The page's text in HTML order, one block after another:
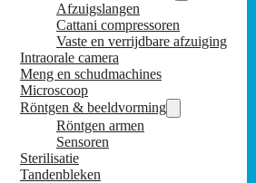
Afzuigslangen
Cattani compressoren
Vaste en verrijdbare afzuiging
Intraorale camera
Meng en schudmachines
Microscoop
Röntgen & beeldvorming
Röntgen armen
Sensoren
Sterilisatie
Tandenbleken